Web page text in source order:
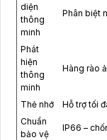
diện
thông
minh
Phân biệt
Phát
hiện
thông
minh
Hàng rào
Thẻ nhớ
Hỗ trợ tối
Chuẩn
bảo vệ
IP66 –